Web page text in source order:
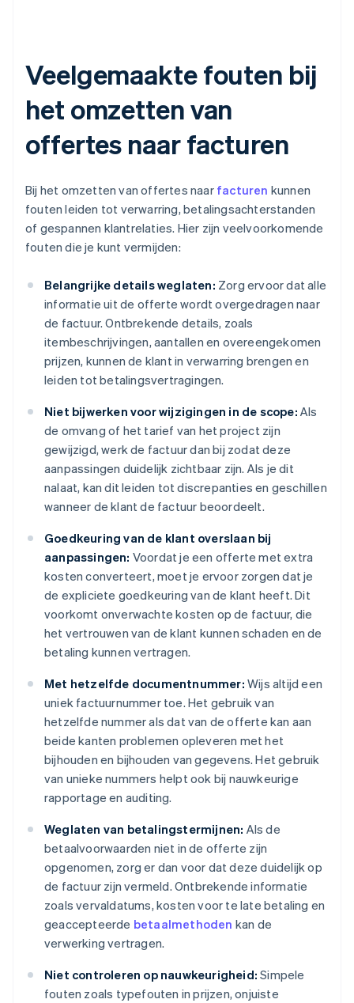
Veelgemaakte fouten bij
het omzetten van
offertes naar facturen
Bij het omzetten van offertes naar facturen kunnen
fouten leiden tot verwarring, betalingsachterstanden
of gespannen klantrelaties. Hier zijn veelvoorkomende
fouten die je kunt vermijden:
Belangrijke details weglaten: Zorg ervoor dat alle
informatie uit de offerte wordt overgedragen naar
de factuur. Ontbrekende details, zoals
itembeschrijvingen, aantallen en overeengekomen
prijzen, kunnen de klant in verwarring brengen en
leiden tot betalingsvertragingen.
Niet bijwerken voor wijzigingen in de scope: Als
de omvang of het tarief van het project zijn
gewijzigd, werk de factuur dan bij zodat deze
aanpassingen duidelijk zichtbaar zijn. Als je dit
nalaat, kan dit leiden tot discrepanties en geschillen
wanneer de klant de factuur beoordeelt.
Goedkeuring van de klant overslaan bij
aanpassingen: Voordat je een offerte met extra
kosten converteert, moet je ervoor zorgen dat je
de expliciete goedkeuring van de klant heeft. Dit
voorkomt onverwachte kosten op de factuur, die
het vertrouwen van de klant kunnen schaden en de
betaling kunnen vertragen.
Met hetzelfde documentnummer: Wijs altijd een
uniek factuurnummer toe. Het gebruik van
hetzelfde nummer als dat van de offerte kan aan
beide kanten problemen opleveren met het
bijhouden en bijhouden van gegevens. Het gebruik
van unieke nummers helpt ook bij nauwkeurige
rapportage en auditing.
Weglaten van betalingstermijnen: Als de
betaalvoorwaarden niet in de offerte zijn
opgenomen, zorg er dan voor dat deze duidelijk op
de factuur zijn vermeld. Ontbrekende informatie
zoals vervaldatums, kosten voor te late betaling en
geaccepteerde betaalmethoden kan de
verwerking vertragen.
Niet controleren op nauwkeurigheid: Simpele
fouten zoals typefouten in prijzen, onjuiste